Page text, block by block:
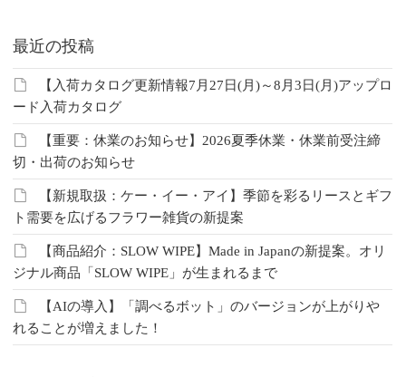
最近の投稿
【入荷カタログ更新情報7月27日(月)～8月3日(月)アップロ
ード入荷カタログ
【重要：休業のお知らせ】2026夏季休業・休業前受注締
切・出荷のお知らせ
【新規取扱：ケー・イー・アイ】季節を彩るリースとギフ
ト需要を広げるフラワー雑貨の新提案
【商品紹介：SLOW WIPE】Made in Japanの新提案。オリ
ジナル商品「SLOW WIPE」が生まれるまで
【AIの導入】「調べるボット」のバージョンが上がりや
れることが増えました！